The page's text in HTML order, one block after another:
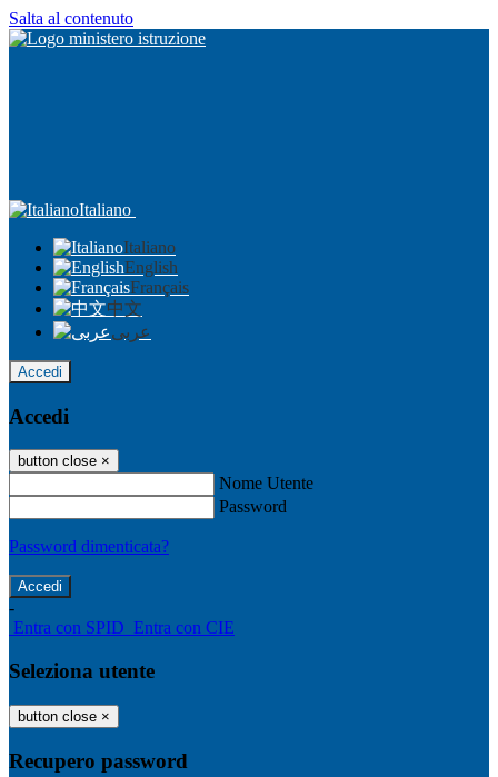
Salta al contenuto
Italiano
Italiano
English
Français
中文
عربى
Accedi
Accedi
button close ×
Nome Utente
Password
Password dimenticata?
-
Entra con SPID Entra con CIE
Seleziona utente
button close ×
Recupero password